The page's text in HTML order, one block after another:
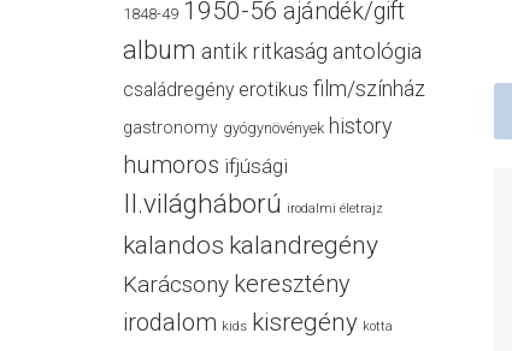
1848-49 1950-56 ajándék/gift
album antik ritkaság antológia
családregény erotikus film/színház
gastronomy gyógynövények history
humoros ifjúsági
II.világháború irodalmi életrajz
kalandos kalandregény
Karácsony keresztény
irodalom kids kisregény kotta